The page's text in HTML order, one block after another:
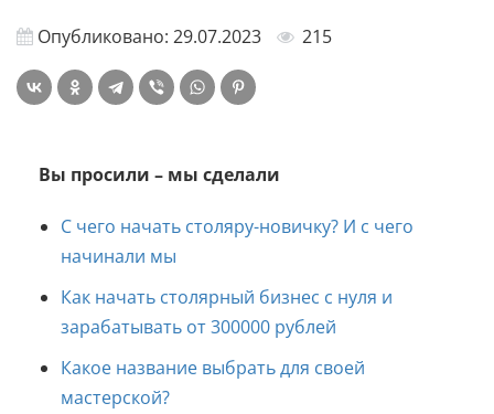
Опубликовано: 29.07.2023 215
Вы просили – мы сделали
С чего начать столяру-новичку? И с чего
начинали мы
Как начать столярный бизнес с нуля и
зарабатывать от 300000 рублей
Какое название выбрать для своей
мастерской?